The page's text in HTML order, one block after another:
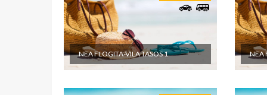
NEA FLOGITA-VILA TASOS 1 NEA